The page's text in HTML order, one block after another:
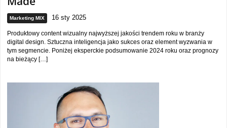
Marketing MIX 16 sty 2025
Produktowy content wizualny najwyższej jakości trendem roku w branży
digital design. Sztuczna inteligencja jako sukces oraz element wyzwania w
tym segmencie. Poniżej eksperckie podsumowanie 2024 roku oraz prognozy
na bieżący […]